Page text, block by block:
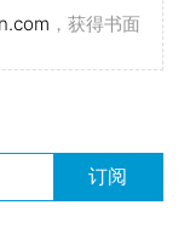
，获得书面
订阅